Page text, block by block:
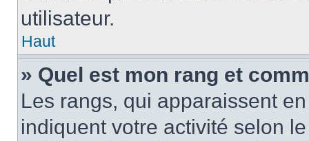
utilisateur.
Haut
» Quel est mon rang et
Les rangs, qui apparaissent
indiquent votre activité selon